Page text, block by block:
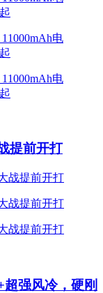
提前开打
强风冷，硬刚